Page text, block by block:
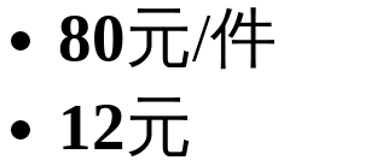
80元/件
12元